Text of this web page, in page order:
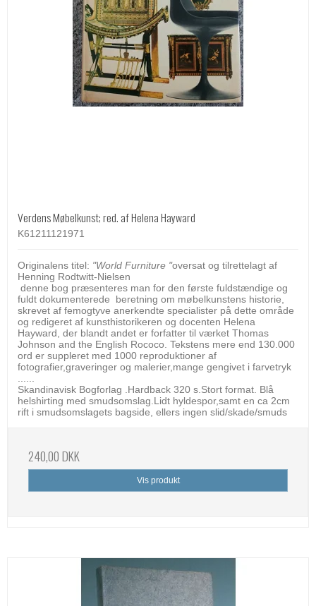
Verdens Møbelkunst; red. af Helena Hayward
K61211121971
Originalens titel: "World Furniture "oversat og tilrettelagt af
Henning Rodtwitt-Nielsen
denne bog præsenteres man for den første fuldstændige og
fuldt dokumenterede beretning om møbelkunstens historie,
skrevet af femogtyve anerkendte specialister på dette område
og redigeret af kunsthistorikeren og docenten Helena
Hayward, der blandt andet er forfatter til værket Thomas
Johnson and the English Rococo. Tekstens mere end 130.000
ord er suppleret med 1000 reproduktioner af
fotografier,graveringer og malerier,mange gengivet i farvetryk
Skandinavisk Bogforlag .Hardback 320 s.Stort format. Blå
helshirting med smudsomslag.Lidt hyldespor,samt en ca 2cm
rift i smudsomslagets bagside, ellers ingen slid/skade/smuds
240,00 DKK
Vis produkt